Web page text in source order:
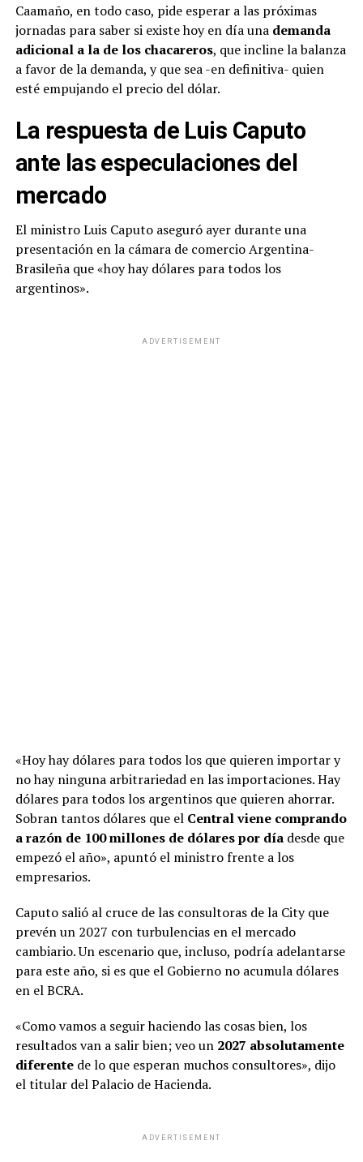
Caamaño, en todo caso, pide esperar a las próximas
jornadas para saber si existe hoy en día una demanda
adicional a la de los chacareros, que incline la balanza
a favor de la demanda, y que sea -en definitiva- quien
esté empujando el precio del dólar.
La respuesta de Luis Caputo
ante las especulaciones del
mercado
El ministro Luis Caputo aseguró ayer durante una
presentación en la cámara de comercio Argentina-
Brasileña que «hoy hay dólares para todos los
argentinos».
ADVERTISEMENT
«Hoy hay dólares para todos los que quieren importar y
no hay ninguna arbitrariedad en las importaciones. Hay
dólares para todos los argentinos que quieren ahorrar.
Sobran tantos dólares que el Central viene comprando
a razón de 100 millones de dólares por díadesde que
empezó el año», apuntó el ministro frente a los
empresarios.
Caputo salió al cruce de las consultoras de la City que
prevén un 2027 con turbulencias en el mercado
cambiario. Un escenario que, incluso, podría adelantarse
para este año, si es que el Gobierno no acumula dólares
en el BCRA.
«Como vamos a seguir haciendo las cosas bien, los
resultados van a salir bien; veo un 2027 absolutamente
diferentede lo que esperan muchos consultores», dijo
el titular del Palacio de Hacienda.
ADVERTISEMENT